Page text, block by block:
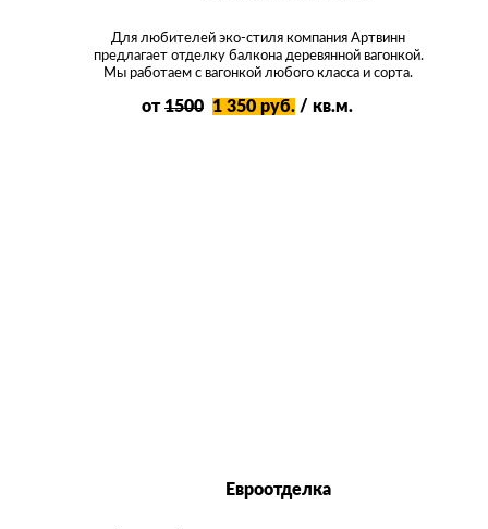
Для любителей эко-стиля компания Артвинн
предлагает отделку балкона деревянной вагонкой.
Мы работаем с вагонкой любого класса и сорта.
Евроотделка
от1500 1 350 руб./ кв.м.